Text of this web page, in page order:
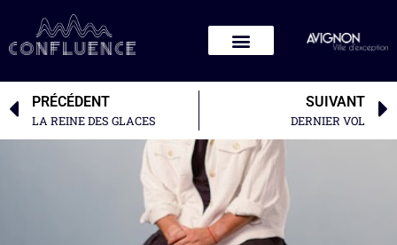
PRÉCÉDENT
LA REINE DES GLACES
SUIVANT
DERNIER VOL